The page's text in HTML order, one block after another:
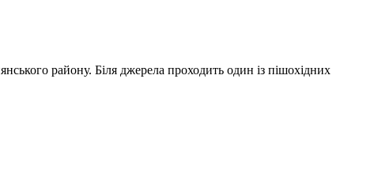
району. Біля джерела проходить один із пішохідних